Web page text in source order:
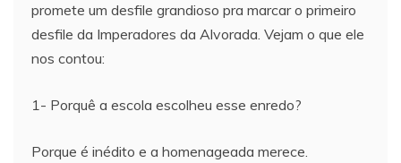
promete um desfile grandioso pra marcar o primeiro
desfile da Imperadores da Alvorada. Vejam o que ele
nos contou:
1- Porquê a escola escolheu esse enredo?
Porque é inédito e a homenageada merece.